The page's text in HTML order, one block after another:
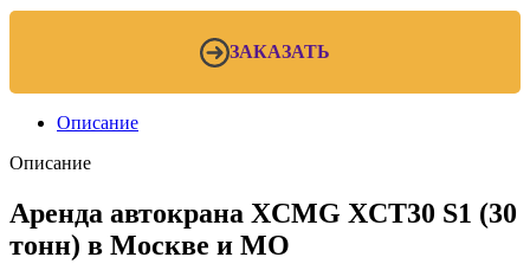
ЗАКАЗАТЬ
Описание
Описание
Аренда автокрана XCMG XCT30 S1 (30
тонн) в Москве и МО